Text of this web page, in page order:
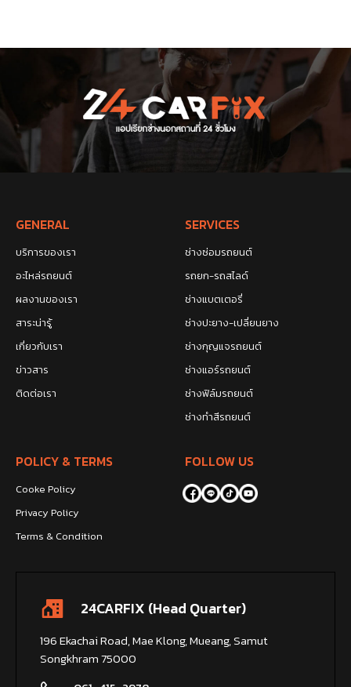
GENERAL
บริการของเรา
อะไหล่รถยนต์
ผลงานของเรา
สาระน่ารู้
เกี่ยวกับเรา
ข่าวสาร
ติดต่อเรา
SERVICES
ช่างซ่อมรถยนต์
รถยก-รถสไลด์
ช่างแบตเตอรี่
ช่างปะยาง-เปลี่ยนยาง
ช่างกุญแจรถยนต์
ช่างแอร์รถยนต์
ช่างฟิล์มรถยนต์
ช่างทำสีรถยนต์
POLICY & TERMS
Cooke Policy
Privacy Policy
Terms & Condition
FOLLOW US
24CARFIX (Head Quarter)
196 Ekachai Road, Mae Klong, Mueang, Samut
Songkhram 75000